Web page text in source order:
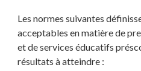
Les normes suivantes
acceptables en matière de
et de services éducatifs
résultats à atteindre :